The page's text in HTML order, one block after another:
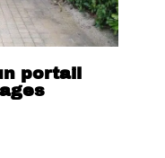
portail